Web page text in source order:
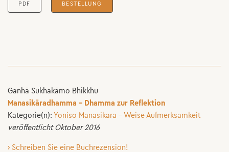
PDF BESTELLUNG
Ganhā Sukhakāmo Bhikkhu
Manasikāradhamma – Dhamma zur Reflektion
Kategorie(n): Yoniso Manasikara - Weise Aufmerksamkeit
veröffentlicht Oktober 2016
› Schreiben Sie eine Buchrezension!